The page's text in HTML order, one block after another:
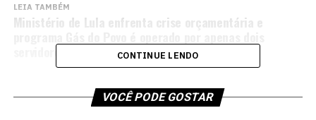
LEIA TAMBÉM
Ministério de Lula enfrenta crise orçamentária e
servidores
CONTINUE LENDO
VOCÊ PODE GOSTAR